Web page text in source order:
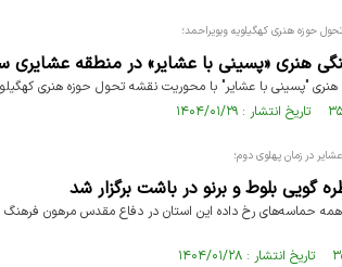
حوزه هنری کهگیلویه وبویراحمد؛
هنری «پسینی با عشایر» در منطقه عشایری
هنری "پسینی با عشایر" با محوریت نقشه تحول حوزه هنری
در زمان پهلوی دوم؛
گویی بلوط و برنو در باشت برگزار شد
حماسه‌های رخ داده این استان در دفاع مقدس مرهون